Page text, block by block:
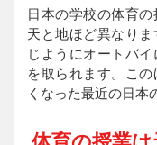
日本の学校の体育
天と地ほど異なり
じようにオートバ
を取られます。こ
くなった最近の日本